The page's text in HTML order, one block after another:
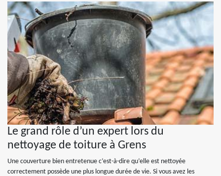
Le grand rôle d’un expert lors du
nettoyage de toiture à Grens
Une couverture bien entretenue c’est-à-dire qu’elle est nettoyée
correctement possède une plus longue durée de vie. Si vous avez les